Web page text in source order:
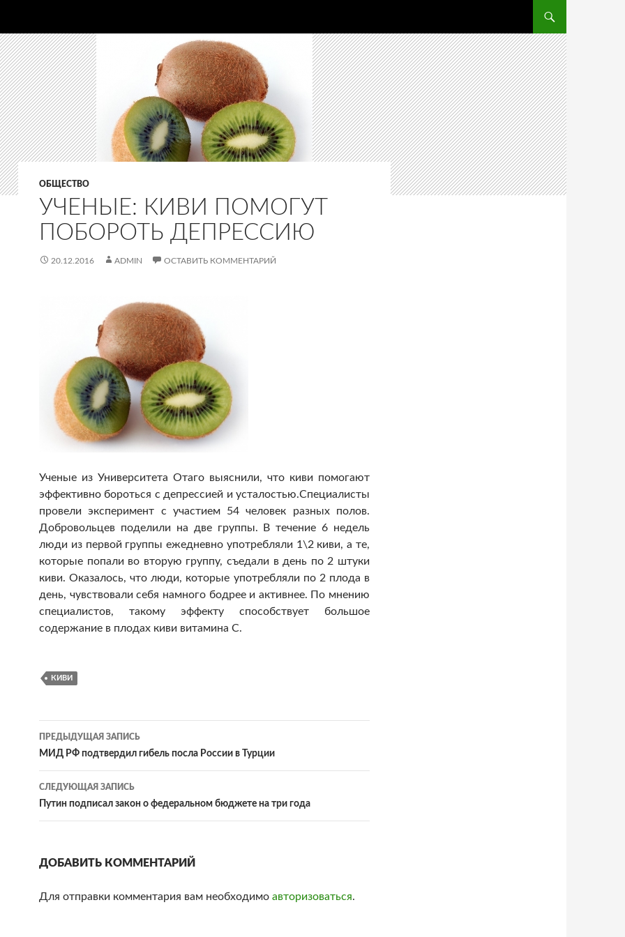
ОБЩЕСТВО
УЧЕНЫЕ: КИВИ ПОМОГУТ
ПОБОРОТЬ ДЕПРЕССИЮ
20.12.2016 ADMIN ОСТАВИТЬ КОММЕНТАРИЙ
Ученые из Университета Отаго выяснили, что киви помогают
эффективно бороться с депрессией и усталостью.Специалисты
провели эксперимент с участием 54 человек разных полов.
Добровольцев поделили на две группы. В течение 6 недель
люди из первой группы ежедневно употребляли 1\2 киви, а те,
которые попали во вторую группу, съедали в день по 2 штуки
киви. Оказалось, что люди, которые употребляли по 2 плода в
день, чувствовали себя намного бодрее и активнее. По мнению
специалистов, такому эффекту способствует большое
содержание в плодах киви витамина С.
КИВИ
Навигация
по
записям
ПРЕДЫДУЩАЯ ЗАПИСЬ
МИД РФ подтвердил гибель посла России в Турции
СЛЕДУЮЩАЯ ЗАПИСЬ
Путин подписал закон о федеральном бюджете на три года
ДОБАВИТЬ КОММЕНТАРИЙ
Для отправки комментария вам необходимо авторизоваться.